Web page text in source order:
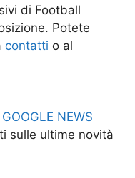
di Football
Potete
contatti o al
NEWS
sulle ultime novità